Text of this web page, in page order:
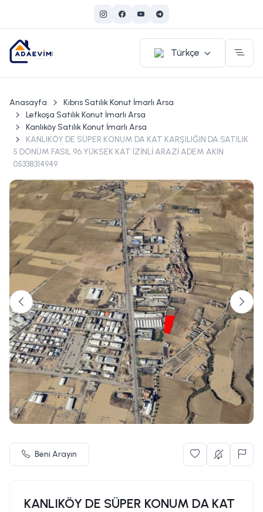
Türkçe
Anasayfa
Kıbrıs Satılık Konut İmarlı Arsa
Lefkoşa Satılık Konut İmarlı Arsa
Kanlıköy Satılık Konut İmarlı Arsa
KANLIKÖY DE SÜPER KONUM DA KAT KARŞILIĞIN DA SATILIK
5 DÖNÜM FASIL 96 YÜKSEK KAT İZİNLİ ARAZİ ADEM AKIN
05338314949
Beni Arayın
KANLIKÖY DE SÜPER KONUM DA KAT